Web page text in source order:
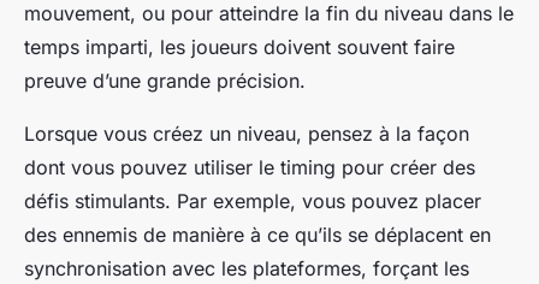
mouvement, ou pour atteindre la fin du niveau dans le
temps imparti, les joueurs doivent souvent faire
preuve d’une grande précision.
Lorsque vous créez un niveau, pensez à la façon
dont vous pouvez utiliser le timing pour créer des
défis stimulants. Par exemple, vous pouvez placer
des ennemis de manière à ce qu’ils se déplacent en
synchronisation avec les plateformes, forçant les